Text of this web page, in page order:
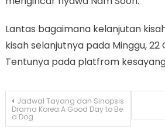
Lantas bagaimana kelanjutan
kisah selanjutnya pada Minggu, 22
Tentunya pada platfrom
Navigasi
Jadwal Tayang dan Sinopsis
Drama Korea A Good Day to Be
a Dog